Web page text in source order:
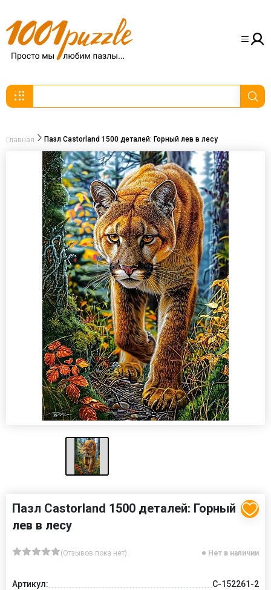
Главная Пазл Castorland 1500 деталей: Горный лев в лесу
Пазл Castorland 1500 деталей: Горный
лев в лесу
(Отзывов пока нет) Нет в наличии
Артикул:
C-152261-2